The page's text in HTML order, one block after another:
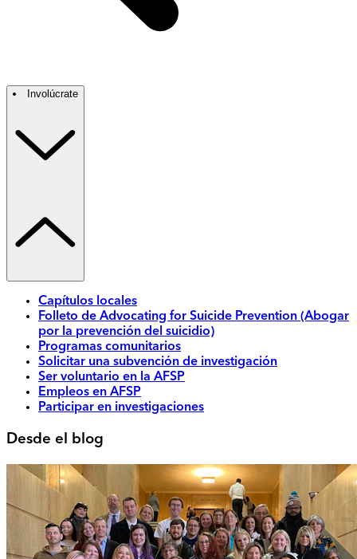
Involúcrate
Capítulos locales
Folleto de Advocating for Suicide Prevention (Abogar
por la prevención del suicidio)
Programas comunitarios
Solicitar una subvención de investigación
Ser voluntario en la AFSP
Empleos en AFSP
Participar en investigaciones
Desde el blog